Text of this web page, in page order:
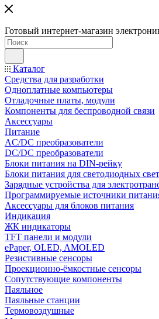
Готовый интернет-магазин
Каталог
Средства для разработки
Одноплатные компьютеры
Отладочные платы, модули
Компоненты для беспроводной связи
Аксессуары
Питание
AC/DC преобразователи
DC/DC преобразователи
Блоки питания на DIN-рейку
Блоки питания для светодиодных
Зарядные устройства для
Программируемые источники
Аксессуары для блоков питания
Индикация
ЖК индикаторы
TFT панели и модули
ePaper, OLED, AMOLED
Резистивные сенсоры
Проекционно-ёмкостные сенсоры
Сопутствующие компоненты
Паяльное
Паяльные станции
Термовоздушные